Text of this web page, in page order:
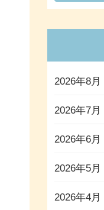
2026年8月
2026年7月
2026年6月
2026年5月
2026年4月